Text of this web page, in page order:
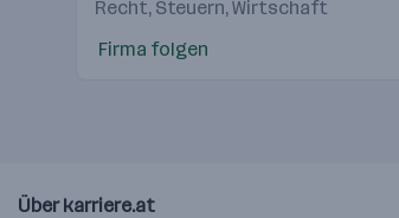
Recht, Steuern, Wirtschaft
Firma folgen
Über karriere.at